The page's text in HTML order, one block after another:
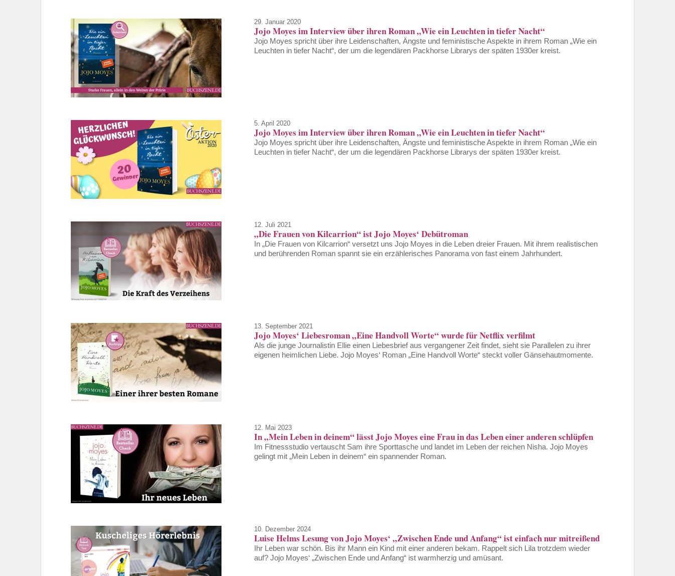
29. Januar 2020
Jojo Moyes im Interview über ihren Roman „Wie ein Leuchten in tiefer Nacht“
Jojo Moyes spricht über ihre Leidenschaften, Ängste und feministische Aspekte in ihrem Roman „Wie ein
Leuchten in tiefer Nacht“, der um die legendären Packhorse Librarys der späten 1930er kreist.
5. April 2020
Jojo Moyes im Interview über ihren Roman „Wie ein Leuchten in tiefer Nacht“
Jojo Moyes spricht über ihre Leidenschaften, Ängste und feministische Aspekte in ihrem Roman „Wie ein
Leuchten in tiefer Nacht“, der um die legendären Packhorse Librarys der späten 1930er kreist.
12. Juli 2021
„Die Frauen von Kilcarrion“ ist Jojo Moyes‘ Debütroman
In „Die Frauen von Kilcarrion“ versetzt uns Jojo Moyes in die Leben dreier Frauen. Mit ihrem realistischen
und berührenden Roman spannt sie ein erzählerisches Panorama von fast einem Jahrhundert.
13. September 2021
Jojo Moyes‘ Liebesroman „Eine Handvoll Worte“ wurde für Netflix verfilmt
Als die junge Journalistin Ellie einen Liebesbrief aus vergangener Zeit findet, sieht sie Parallelen zu ihrer
eigenen heimlichen Liebe. Jojo Moyes‘ Roman „Eine Handvoll Worte“ steckt voller Gänsehautmomente.
12. Mai 2023
In „Mein Leben in deinem“ lässt Jojo Moyes eine Frau in das Leben einer anderen schlüpfen
Im Fitnessstudio vertauscht Sam ihre Sporttasche und landet im Leben der reichen Nisha. Jojo Moyes
gelingt mit „Mein Leben in deinem“ ein spannender Roman.
10. Dezember 2024
Luise Helms Lesung von Jojo Moyes‘ „Zwischen Ende und Anfang“ ist einfach nur mitreißend
Ihr Leben war schön. Bis ihr Mann ein Kind mit einer anderen bekam. Rappelt sich Lila trotzdem wieder
auf? Jojo Moyes‘ „Zwischen Ende und Anfang“ ist warmherzig und amüsant.